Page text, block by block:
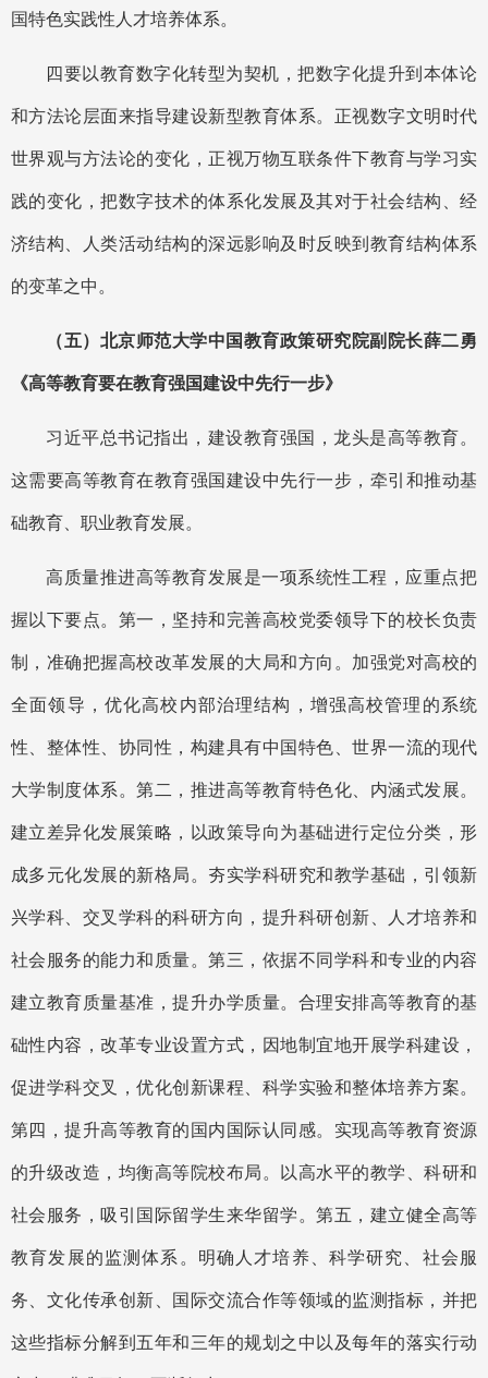
国特色实践性人才培养体系。
四要以教育数字化转型为契机，把数字化提升到本体论
和方法论层面来指导建设新型教育体系。正视数字文明时代
世界观与方法论的变化，正视万物互联条件下教育与学习实
践的变化，把数字技术的体系化发展及其对于社会结构、经
济结构、人类活动结构的深远影响及时反映到教育结构体系
的变革之中。
（五）北京师范大学中国教育政策研究院副院长薛二勇
《高等教育要在教育强国建设中先行一步》
习近平总书记指出，建设教育强国，龙头是高等教育。
这需要高等教育在教育强国建设中先行一步，牵引和推动基
础教育、职业教育发展。
高质量推进高等教育发展是一项系统性工程，应重点把
握以下要点。第一，坚持和完善高校党委领导下的校长负责
制，准确把握高校改革发展的大局和方向。加强党对高校的
全面领导，优化高校内部治理结构，增强高校管理的系统
性、整体性、协同性，构建具有中国特色、世界一流的现代
大学制度体系。第二，推进高等教育特色化、内涵式发展。
建立差异化发展策略，以政策导向为基础进行定位分类，形
成多元化发展的新格局。夯实学科研究和教学基础，引领新
兴学科、交叉学科的科研方向，提升科研创新、人才培养和
社会服务的能力和质量。第三，依据不同学科和专业的内容
建立教育质量基准，提升办学质量。合理安排高等教育的基
础性内容，改革专业设置方式，因地制宜地开展学科建设，
促进学科交叉，优化创新课程、科学实验和整体培养方案。
第四，提升高等教育的国内国际认同感。实现高等教育资源
的升级改造，均衡高等院校布局。以高水平的教学、科研和
社会服务，吸引国际留学生来华留学。第五，建立健全高等
教育发展的监测体系。明确人才培养、科学研究、社会服
务、文化传承创新、国际交流合作等领域的监测指标，并把
这些指标分解到五年和三年的规划之中以及每年的落实行动